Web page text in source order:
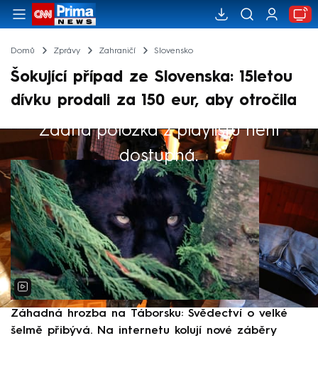
Domů Zprávy Zahraničí Slovensko
Šokující případ ze Slovenska: 15letou
dívku prodali za 150 eur, aby otročila
Žádná položka z playlistu není
dostupná.
Výběr redakce
Záhadná hrozba na Táborsku: Svědectví o velké
šelmě přibývá. Na internetu kolují nové záběry